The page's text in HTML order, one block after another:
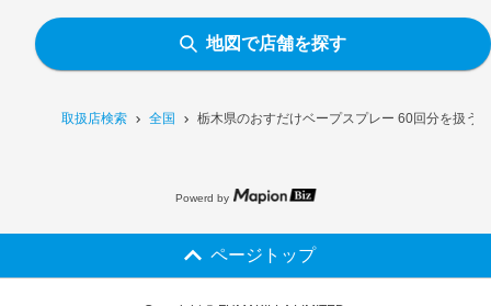
取扱店検索 全国 栃木県のおすだけベープスプレー 60回分を扱う
地図で店舗を探す
Powerd by
ページトップ